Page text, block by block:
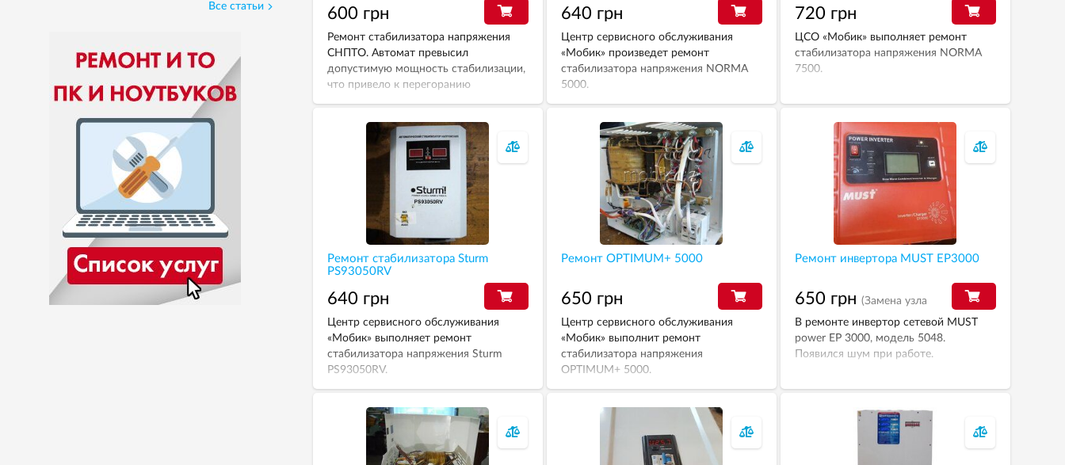
600 грн
Ремонт стабилизатора напряжения
СНПТО. Автомат превысил
допустимую мощность стабилизации,
что привело к перегоранию
640 грн
Центр сервисного обслуживания
«Мобик» произведет ремонт
стабилизатора напряжения NORMA
5000.
720 грн
ЦСО «Мобик» выполняет ремонт
стабилизатора напряжения NORMA
7500.
Ремонт стабилизатора Sturm
PS93050RV
640 грн
Центр сервисного обслуживания
«Мобик» выполняет ремонт
стабилизатора напряжения Sturm
PS93050RV.
Ремонт OPTIMUM+ 5000
650 грн
Центр сервисного обслуживания
«Мобик» выполнит ремонт
стабилизатора напряжения
OPTIMUM+ 5000.
Ремонт инвертора MUST EP3000
650 грн (Замена узла
и Т.О.)
В ремонте инвертор сетевой MUST
power EP 3000, модель 5048.
Появился шум при работе.
Все статьи